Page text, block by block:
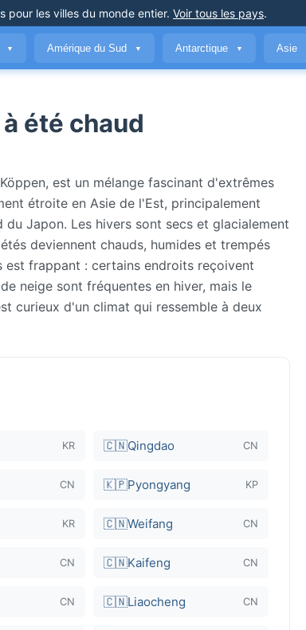
pour les villes du monde entier. Voir tous les pays.
▼ Amérique du Sud ▼ Antarctique ▼ Asie
été chaud
est un mélange fascinant d'extrêmes
étroite en Asie de l'Est, principalement
Japon. Les hivers sont secs et glacialement
deviennent chauds, humides et trempés
est frappant : certains endroits reçoivent
neige sont fréquentes en hiver, mais le
curieux d'un climat qui ressemble à deux
KR 🇨🇳Qingdao CN
CN 🇰🇵Pyongyang KP
KR 🇨🇳Weifang CN
CN 🇨🇳Kaifeng CN
CN 🇨🇳Liaocheng CN